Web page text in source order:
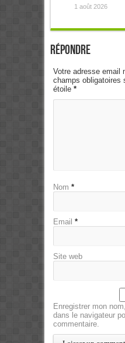
1 août 2026
Répondre
Votre adresse email
champs obligatoires
étoile *
Nom *
Email *
Site web
Enregistrer mon
dans le navigateur
commentaire.